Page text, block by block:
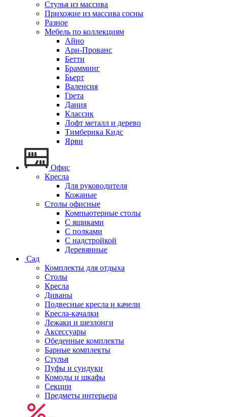
Стулья из массива
Прихожие из массива сосны
Разное
Мебель по коллекциям
Айно
Ари-Прованс
Бетти
Брамминг
Бьерт
Валенсия
Грета
Дания
Классик
Лофт металл и дерево
Тимберика Кидс
Ярви
Офис
Кресла
Для руководителя
Кожаные
Столы офисные
Компьютерные столы
С ящиками
С полками
С надстройкой
Деревянные
Сад
Комплекты для отдыха
Столы
Кресла
Диваны
Подвесные кресла и качели
Кресла-качалки
Лежаки и шезлонги
Аксессуары
Обеденные комплекты
Барные комплекты
Стулья
Пуфы и сундуки
Комоды и шкафы
Секции
Предметы интерьера